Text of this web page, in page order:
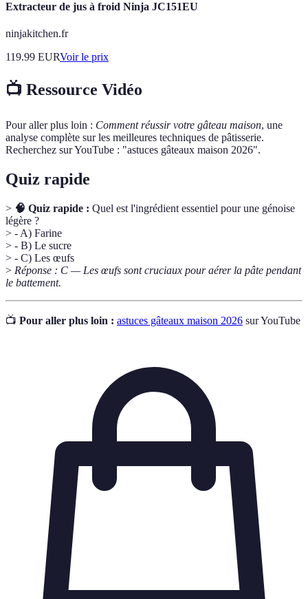
Extracteur de jus à froid Ninja JC151EU
ninjakitchen.fr
119.99 EURVoir le prix
📺 Ressource Vidéo
Pour aller plus loin : Comment réussir votre gâteau maison, une
analyse complète sur les meilleures techniques de pâtisserie.
Recherchez sur YouTube : "astuces gâteaux maison 2026".
Quiz rapide
> 🧠 Quiz rapide : Quel est l'ingrédient essentiel pour une génoise
légère ?
> - A) Farine
> - B) Le sucre
> - C) Les œufs
> Réponse : C — Les œufs sont cruciaux pour aérer la pâte pendant
le battement.
📺 Pour aller plus loin : astuces gâteaux maison 2026 sur YouTube